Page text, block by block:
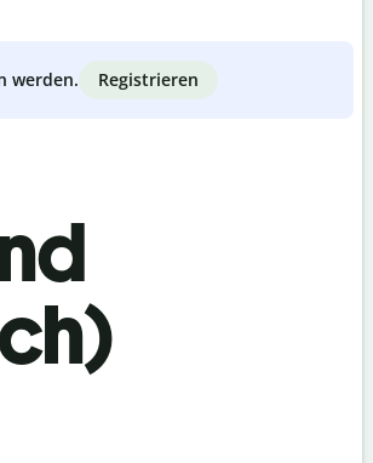
werden. Registrieren